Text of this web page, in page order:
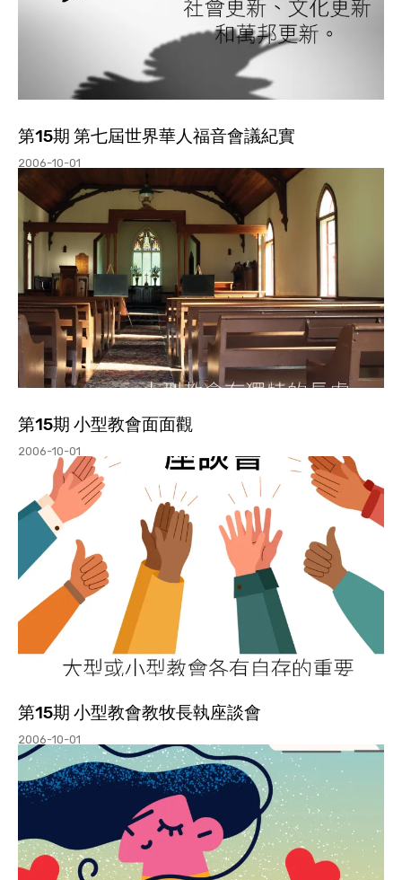
第15期 第七屆世界華人福音會議紀實
2006-10-01
第15期 小型教會面面觀
2006-10-01
第15期 小型教會教牧長執座談會
2006-10-01